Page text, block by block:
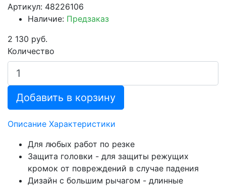
Артикул: 48226106
Наличие: Предзаказ
2 130 руб.
Количество
Добавить в корзину
Описание Характеристики
Для любых работ по резке
Защита головки - для защиты режущих
кромок от повреждений в случае падения
Дизайн с большим рычагом - длинные